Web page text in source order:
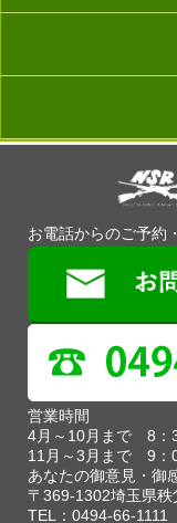
お電話からのご予約
営業時間
4月～10月まで 8：
11月～3月まで 9：
あなたの御意見・御
〒369-1302埼玉県
TEL：0494-66-